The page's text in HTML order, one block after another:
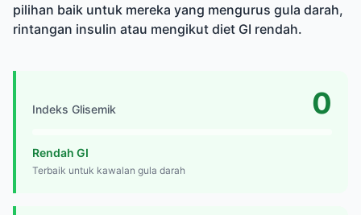
pilihan baik untuk mereka yang mengurus gula darah,
rintangan insulin atau mengikut diet GI rendah.
Indeks Glisemik 0
Rendah GI
Terbaik untuk kawalan gula darah